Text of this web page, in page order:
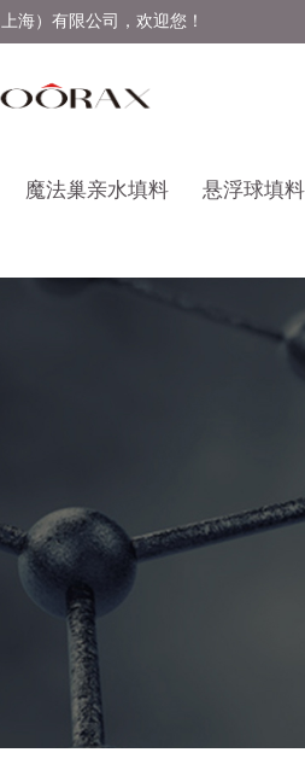
海）有限公司，欢迎您！
魔法巢亲水填料 悬浮球填料